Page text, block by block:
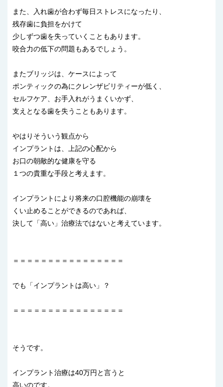
また、入れ歯が合わず毎日ストレスになったり、
残存歯に負担をかけて
少しずつ歯を失っていくこともあります。
咬合力の低下の問題もあるでしょう。
またブリッジは、ケースによって
ポンティックの為にクレンザビリティーが低く、
セルフケア、お手入れがうまくいかず、
支えとなる歯を失うこともあります。
やはりそういう観点から
インプラントは、上記の心配から
お口の朝敵的な健康を守る
１つの貴重な手段と考えます。
インプラントにより将来の口腔機能の崩壊を
くい止めることができるのであれば、
決して「高い」治療法ではないと考えています。
＝＝＝＝＝＝＝＝＝＝＝＝＝＝＝＝
でも「インプラントは高い」？
＝＝＝＝＝＝＝＝＝＝＝＝＝＝＝＝
そうです。
インプラント治療は40万円と言うと
高いのです。